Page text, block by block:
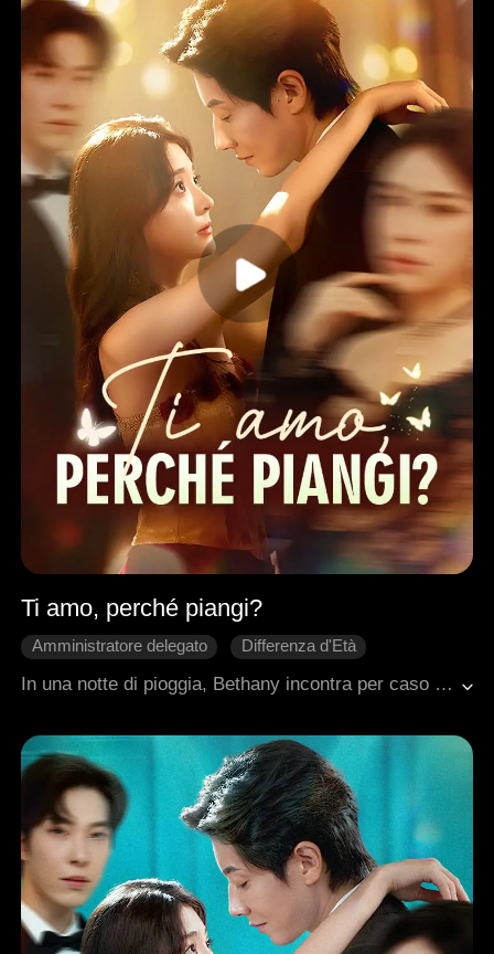
Ti amo, perché piangi?
Amministratore delegato
Differenza d'Età
Ambientazione urbana moderna
In una notte di pioggia, Bethany incontra per caso Matthew, l'enigmatico capo di una potente famiglia criminale. Da quell'istante, lui la sceglie.Freddo con il mondo, ma bruciante nel desiderio per lei, Matthew inizia a corteggiarla con una determinazione che nessuno osa contrastare.Nonostante il pericolo, Bethany sente il proprio cuore cedere. E mentre si avvicina a lui, scopre che a volte… è proprio nel buio che nasce l'amore più intenso.